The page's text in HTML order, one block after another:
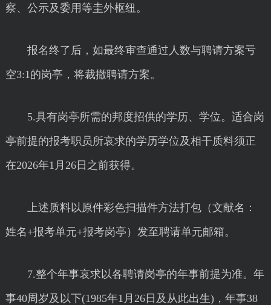
察、公示及委用等圭外枢纽。
报名终了后，如最终审查通过人数与聘请方案亏
空3:1的岗亭，将裁撤聘请方案。
5.具有岗亭所需的邦度招供的学历、学位。适合岗
亭前提的报考职员所哀求的学历学位及相干质料须正
在2026年1月26日之前获得。
上述质料以原件彩色扫描件方法打包（文献名：
姓名+报考单元+报考岗亭）发至聘请单元邮箱。
7.整个年事哀求以各聘请岗亭的年事前提为准。年
事40周岁及以下(1985年1月26日及从此出生)，年事38